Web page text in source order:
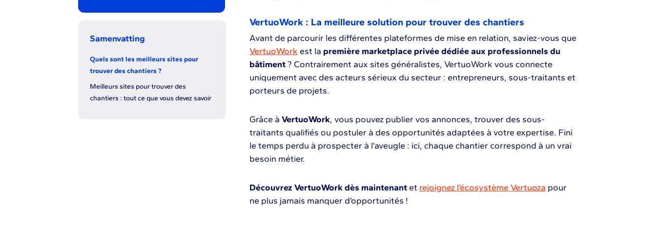
Samenvatting
Quels sont les meilleurs sites pour
trouver des chantiers ?
Meilleurs sites pour trouver des
chantiers : tout ce que vous devez savoir
VertuoWork : La meilleure solution pour trouver des chantiers
Avant de parcourir les différentes plateformes de mise en relation, saviez-vous que
VertuoWork est la première marketplace privée dédiée aux professionnels du
bâtiment? Contrairement aux sites généralistes, VertuoWork vous connecte
uniquement avec des acteurs sérieux du secteur : entrepreneurs, sous-traitants et
porteurs de projets.
Grâce à VertuoWork, vous pouvez publier vos annonces, trouver des sous-
traitants qualifiés ou postuler à des opportunités adaptées à votre expertise. Fini
le temps perdu à prospecter à l’aveugle : ici, chaque chantier correspond à un vrai
besoin métier.
Découvrez VertuoWork dès maintenantet rejoignez l’écosystème Vertuoza pour
ne plus jamais manquer d’opportunités !